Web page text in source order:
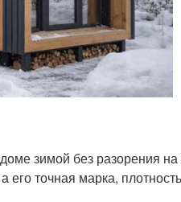
зимой без разорения
точная марка,